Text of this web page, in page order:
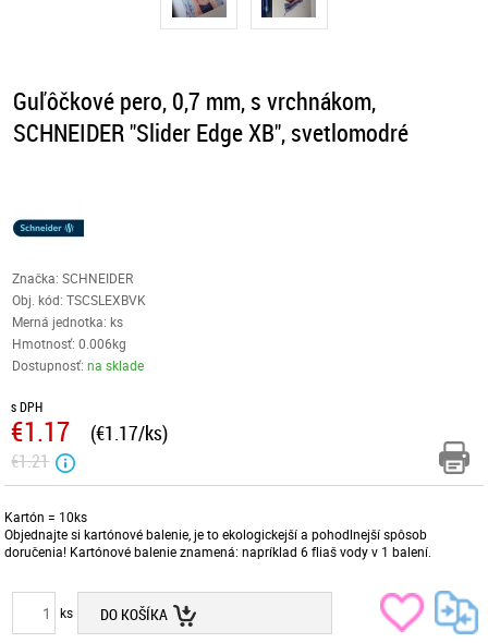
Guľôčkové pero, 0,7 mm, s vrchnákom,
SCHNEIDER "Slider Edge XB", svetlomodré
Značka: SCHNEIDER
Obj. kód:TSCSLEXBVK
Merná jednotka: ks
Hmotnosť: 0.006kg
Dostupnosť:na sklade
s DPH
€1.17
€1.21
(€1.17/ks)
Kartón = 10ks
Objednajte si kartónové balenie, je to ekologickejší a pohodlnejší spôsob
doručenia! Kartónové balenie znamená: napríklad 6 fliaš vody v 1 balení.
ks DO KOŠÍKA